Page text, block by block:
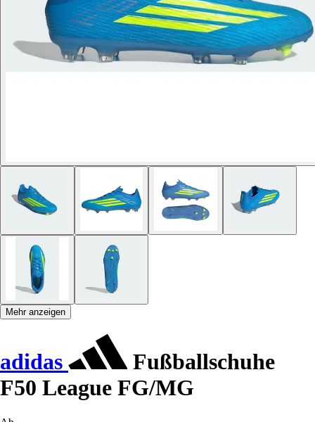
Mehr anzeigen
adidas
Fußballschuhe
F50 League FG/MG